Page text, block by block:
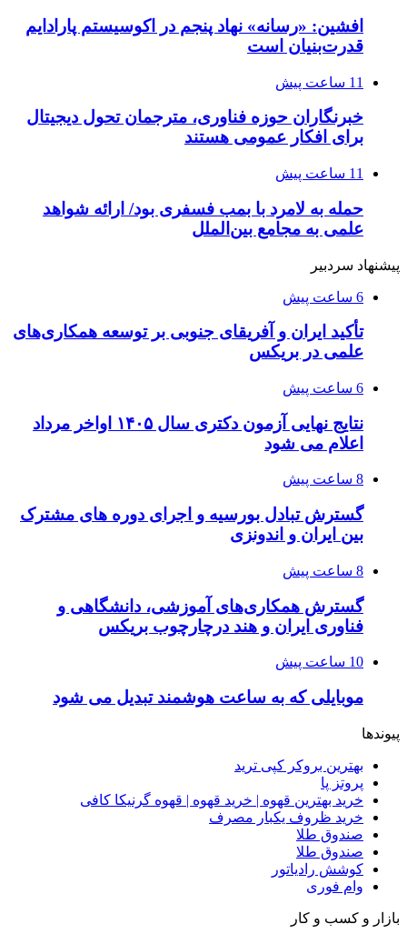
افشین: «رسانه» نهاد پنجم در اکوسیستم پارادایم
قدرت‌بنیان است
11 ساعت پیش
خبرنگاران حوزه فناوری، مترجمان تحول دیجیتال
برای افکار عمومی هستند
11 ساعت پیش
حمله به لامرد با بمب فسفری بود/ ارائه شواهد
علمی به مجامع بین‌الملل
پیشنهاد سردبیر
6 ساعت پیش
تأکید ایران و آفریقای جنوبی بر توسعه همکاری‌های
علمی در بریکس
6 ساعت پیش
نتایج نهایی آزمون دکتری سال ۱۴۰۵ اواخر مرداد
اعلام می شود
8 ساعت پیش
گسترش تبادل بورسیه و اجرای دوره های مشترک
بین ایران و اندونزی
8 ساعت پیش
گسترش همکاری‌های آموزشی، دانشگاهی و
فناوری ایران و هند درچارچوب بریکس
10 ساعت پیش
موبایلی که به ساعت هوشمند تبدیل می شود
پیوندها
بهترین بروکر کپی ترید
پروتز پا
خرید بهترین قهوه | خرید قهوه | قهوه گرنیکا کافی
خرید ظروف یکبار مصرف
صندوق طلا
صندوق طلا
کوشش رادیاتور
وام فوری
بازار و کسب و کار